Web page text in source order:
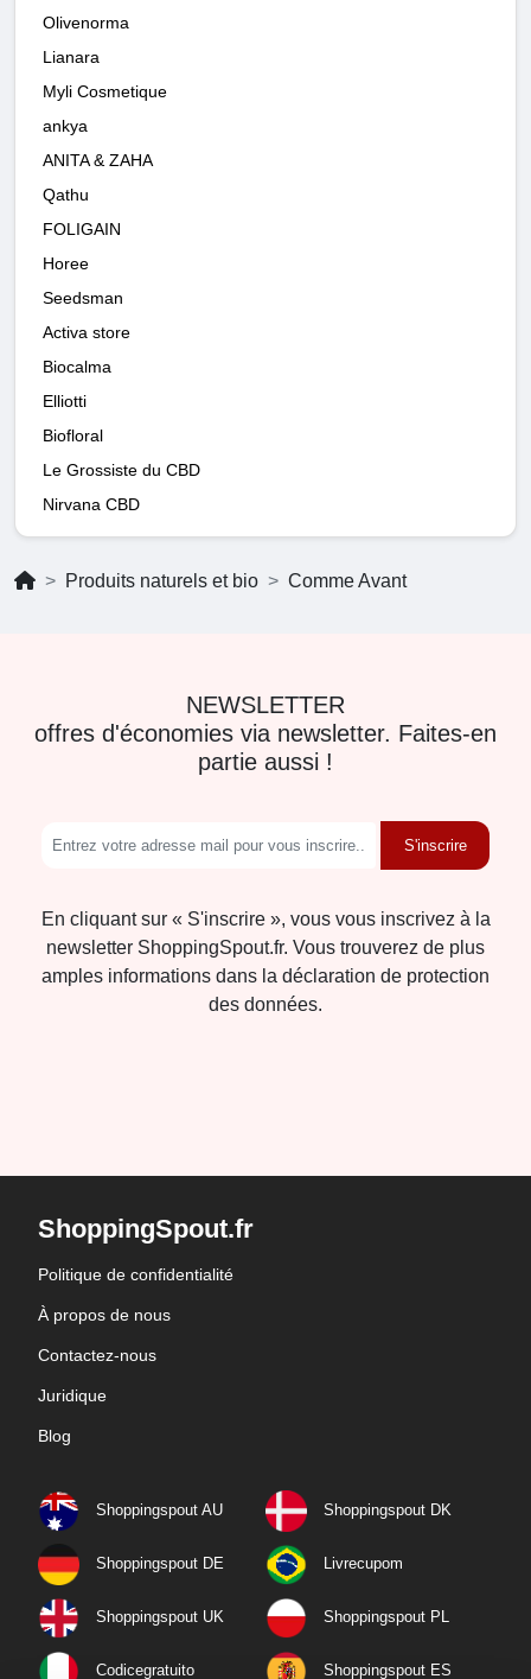
Olivenorma
Lianara
Myli Cosmetique
ankya
ANITA & ZAHA
Qathu
FOLIGAIN
Horee
Seedsman
Activa store
Biocalma
Elliotti
Biofloral
Le Grossiste du CBD
Nirvana CBD
Produits naturels et bio Comme Avant
NEWSLETTER
offres d'économies via newsletter. Faites-en
partie aussi !
S'inscrire
En cliquant sur « S'inscrire », vous vous inscrivez à la
newsletter ShoppingSpout.fr. Vous trouverez de plus
amples informations dans la déclaration de protection
des données.
ShoppingSpout.fr
Politique de confidentialité
À propos de nous
Contactez-nous
Juridique
Blog
Shoppingspout AU Shoppingspout DK
Shoppingspout DE Livrecupom
Shoppingspout UK Shoppingspout PL
Codicegratuito Shoppingspout ES